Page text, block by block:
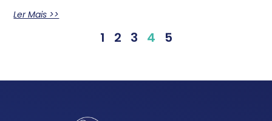
Ler Mais >>
1 2 3 4 5